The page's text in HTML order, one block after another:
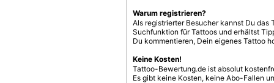
Warum registrieren?
Als registrierter Besucher kannst Du
Suchfunktion für Tattoos und erhältst
Du kommentieren, Dein eigenes Tattoo
Keine Kosten!
Tattoo-Bewertung.de ist absolut
Es gibt keine Kosten, keine Abo-Fallen